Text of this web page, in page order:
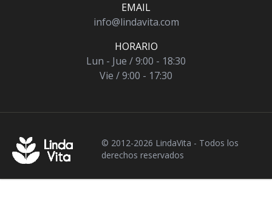
EMAIL
info@lindavita.com
HORARIO
Lun - Jue / 9:00 - 18:30
Vie / 9:00 - 17:30
© 2012-2026 LindaVita - Todos los
derechos reservados